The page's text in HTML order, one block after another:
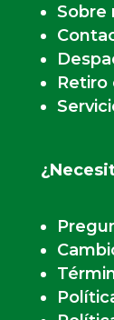
Sobre
Retiro